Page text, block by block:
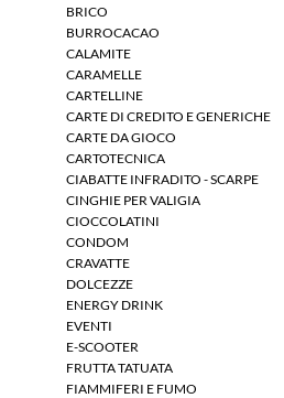
BRICO
BURROCACAO
CALAMITE
CARAMELLE
CARTELLINE
CARTE DI CREDITO E GENERICHE
CARTE DA GIOCO
CARTOTECNICA
CIABATTE INFRADITO - SCARPE
CINGHIE PER VALIGIA
CIOCCOLATINI
CONDOM
CRAVATTE
DOLCEZZE
ENERGY DRINK
EVENTI
E-SCOOTER
FRUTTA TATUATA
FIAMMIFERI E FUMO